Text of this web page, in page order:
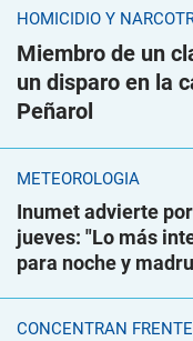
HOMICIDIO Y
Miembro de un
un disparo en la
Peñarol
METEOROLOGÍA
Inumet advierte
jueves: "Lo más
para noche y
CONCENTRAN